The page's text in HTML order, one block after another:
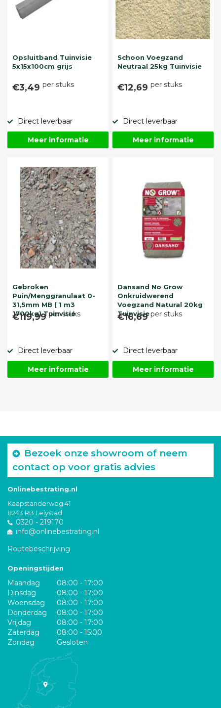
Opsluitband Tuinvisie
5x15x100cm grijs
€3,49 per stuks
Direct leverbaar
Meer informatie
Schoon Voegzand
Neutraal 25kg Tuinvisie
€12,69 per stuks
Direct leverbaar
Meer informatie
Gebroken
Puin/Menggranulaat 0-
31,5mm MB ( 1 m3
1700kg) Tuinvisie
€119,99 per stuks
Direct leverbaar
Meer informatie
Dansand No Grow
Onkruidwerend
Voegzand Natural 20kg
Tuinvisie
€16,69per stuks
Direct leverbaar
Meer informatie
Bezoek onze showroom of neem
contact op voor gratis advies
Onlinebestrating.nl
Kaapstanderweg 41
8243 RB Lelystad
0320 - 219170
info@onlinebestrating.nl
Routebeschrijving
Openingstijden
Maandag
08:00 - 17:00
Dinsdag
08:00 - 17:00
Woensdag
08:00 - 17:00
Donderdag
08:00 - 17:00
Vrijdag
08:00 - 17:00
Zaterdag
08:00 - 15:00
Zondag
Gesloten